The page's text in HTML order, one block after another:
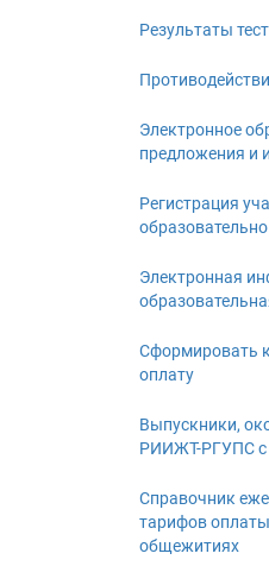
Результаты
Электронное
предложения и
Регистрация
Электронная
Сформировать
оплату
Выпускники,
РИИЖТ-РГУПС с
Справочник
тарифов
общежитиях